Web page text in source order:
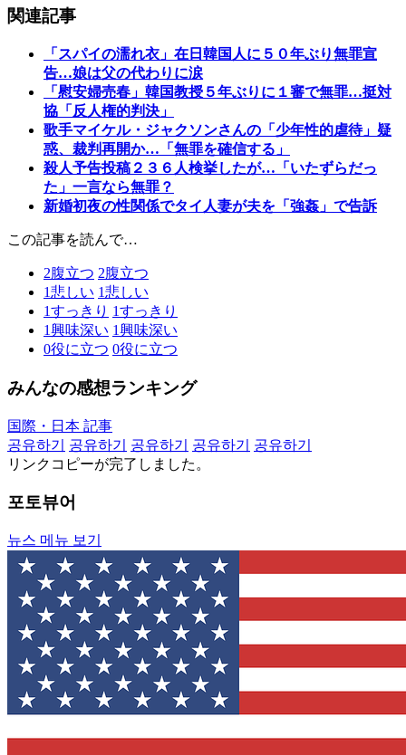
関連記事
「スパイの濡れ衣」在日韓国人に５０年ぶり無罪宣
告…娘は父の代わりに涙
「慰安婦売春」韓国教授５年ぶりに１審で無罪…挺対
協「反人権的判決」
歌手マイケル・ジャクソンさんの「少年性的虐待」疑
惑、裁判再開か…「無罪を確信する」
殺人予告投稿２３６人検挙したが…「いたずらだっ
た」一言なら無罪？
新婚初夜の性関係でタイ人妻が夫を「強姦」で告訴
この記事を読んで…
2腹立つ 2腹立つ
1悲しい 1悲しい
1すっきり 1すっきり
1興味深い 1興味深い
0役に立つ 0役に立つ
みんなの感想ランキング
国際・日本 記事
공유하기
공유하기 공유하기 공유하기
공유하기
リンクコピーが完了しました。
포토뷰어
뉴스 메뉴 보기